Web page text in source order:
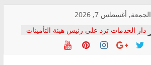
الجمعة, أغسطس 7, 2026
دار الخدمات ترد على رئيس هيئة التأمينات
بعد مؤتمره الصحفي: إنكار الأزمة لا ينهي
معاناة أصحاب المعاشات.. ونطالب بكشف